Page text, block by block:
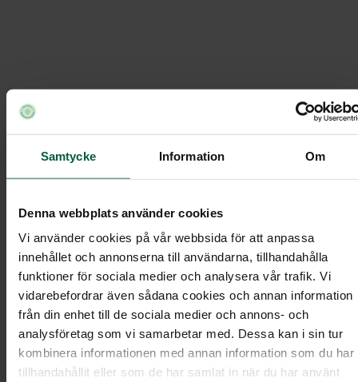
Samtycke Information Om
Denna webbplats använder cookies
Vi använder cookies på vår webbsida för att anpassa
innehållet och annonserna till användarna, tillhandahålla
funktioner för sociala medier och analysera vår trafik. Vi
vidarebefordrar även sådana cookies och annan information
från din enhet till de sociala medier och annons- och
analysföretag som vi samarbetar med. Dessa kan i sin tur
kombinera informationen med annan information som du har
tillhandahållit eller som de har samlat in när du har använt
J. Olssons Helsingborg /
Ordna begravning / Under
Handblomma - Vit ros med grönt
Handblomma - Vit ros med grönt